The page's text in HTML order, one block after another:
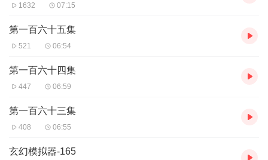
1632 07:15
第一百六十五集
521 06:54
第一百六十四集
447 06:59
第一百六十三集
408 06:55
玄幻模拟器-165